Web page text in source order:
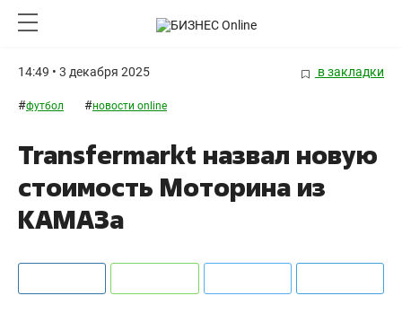
14:49 • 3 декабря 2025 в закладки
#футбол #новости online
Transfermarkt назвал новую
стоимость Моторина из
КАМАЗа